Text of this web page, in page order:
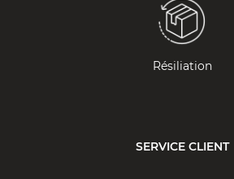
Résiliation
SERVICE CLIENT